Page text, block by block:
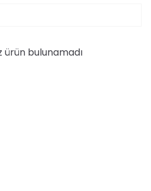
ürün bulunamadı